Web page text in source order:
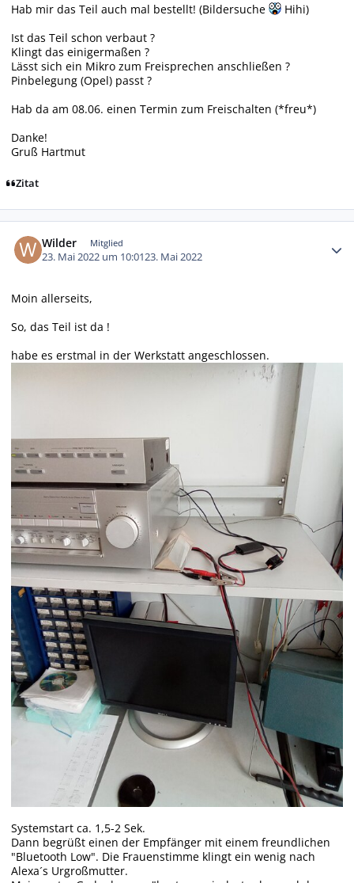
Hab mir das Teil auch mal bestellt! (Bildersuche
Hihi)
Ist das Teil schon verbaut ?
Klingt das einigermaßen ?
Lässt sich ein Mikro zum Freisprechen anschließen ?
Pinbelegung (Opel) passt ?
Hab da am 08.06. einen Termin zum Freischalten (*freu*)
Danke!
Gruß Hartmut
Zitat
Wilder Mitglied
23. Mai 2022 um 10:0123. Mai 2022
Moin allerseits,
So, das Teil ist da !
habe es erstmal in der Werkstatt angeschlossen.
Systemstart ca. 1,5-2 Sek.
Dann begrüßt einen der Empfänger mit einem freundlichen
"Bluetooth Low". Die Frauenstimme klingt ein wenig nach
Alexa´s Urgroßmutter.